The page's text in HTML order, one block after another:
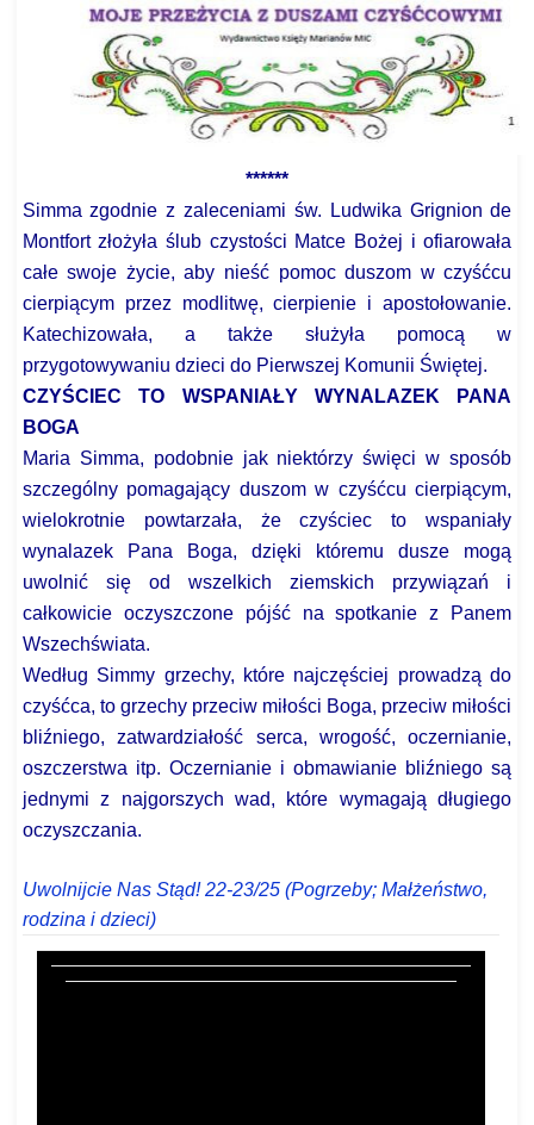
******
Simma zgodnie z zaleceniami św. Ludwika Grignion de
Montfort złożyła ślub czystości Matce Bożej i ofiarowała
całe swoje życie, aby nieść pomoc duszom w czyśćcu
cierpiącym przez modlitwę, cierpienie i apostołowanie.
Katechizowała, a także służyła pomocą w
przygotowywaniu dzieci do Pierwszej Komunii Świętej.
CZYŚCIEC TO WSPANIAŁY WYNALAZEK PANA
BOGA
Maria Simma, podobnie jak niektórzy święci w sposób
szczególny pomagający duszom w czyśćcu cierpiącym,
wielokrotnie powtarzała, że czyściec to wspaniały
wynalazek Pana Boga, dzięki któremu dusze mogą
uwolnić się od wszelkich ziemskich przywiązań i
całkowicie oczyszczone pójść na spotkanie z Panem
Wszechświata.
Według Simmy grzechy, które najczęściej prowadzą do
czyśćca, to grzechy przeciw miłości Boga, przeciw miłości
bliźniego, zatwardziałość serca, wrogość, oczernianie,
oszczerstwa itp. Oczernianie i obmawianie bliźniego są
jednymi z najgorszych wad, które wymagają długiego
oczyszczania.
Uwolnijcie Nas Stąd! 22-23/25 (Pogrzeby; Małżeństwo,
rodzina i dzieci)